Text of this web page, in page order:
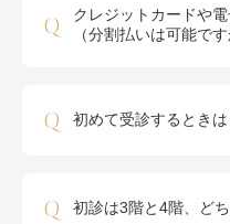
Q
クレジットカードや
（分割払いは可能です
Q 初めて受診するとき
Q 初診は3階と4階、ど